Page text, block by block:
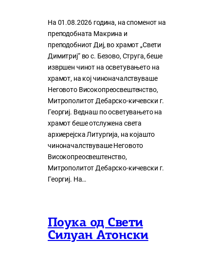
На 01.08.2026 година, на споменот на
преподобната Макрина и
преподобниот Диј, во храмот „Свети
Димитриј“ во с. Безово, Струга, беше
извршен чинот на осветувањето на
храмот, на кој чиноначалствуваше
Неговото Високопреосвештенство,
Митрополитот Дебарско-кичевски г.
Георгиј. Веднаш по осветувањето на
храмот беше отслужена света
архиерејска Литургија, на којашто
чиноначалствуваше Неговото
Високопреосвештенство,
Митрополитот Дебарско-кичевски г.
Георгиј. На…
Поука од Свети
Силуан Атонски